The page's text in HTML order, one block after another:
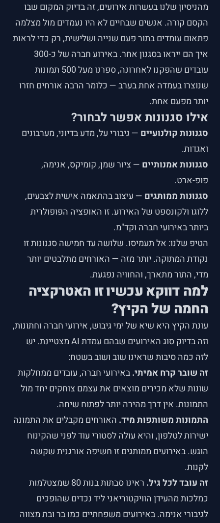
מהניסיון שלנו בעשרות אירועים, זה בדיוק המקום שבו
הקסם קורה. אנשים שבחיים לא היו נעמדים מול מצלמה
פתאום עומדים בתור פעם שנייה ושלישית, רק כדי לראות
איך הם ייראו בסגנון אחר. באירוע חברה של כ-300
עובדים שהפקנו לאחרונה, ספרנו מעל 500 תמונות
שנוצרו בעמדה אחת בערב — כלומר הרבה אורחים חזרו
יותר מפעם אחת.
אילו סגנונות אפשר לבחור?
סגנונות קולנועיים — גיבורי על, מדע בדיוני, מערבונים
ואגדות.
סגנונות אמנותיים — ציור שמן, קומיקס, אנימה,
פופ-ארט.
סגנונות ממותגים — עיצוב בהתאמה אישית לצבעים,
ללוגו ולקונספט של האירוע. זו האופציה הפופולרית
ביותר באירועי חברה וקד"מ.
הטיפ שלנו: אל תעמיסו. שלושה עד חמישה סגנונות זו
נקודת המתוקה. יותר מזה — האורחים מתלבטים יותר
מדי, התור מתארך, והחוויה נפגעת.
למה דווקא עכשיו זו האטרקציה
החמה של הקיץ?
עונת הקיץ היא שיא של ימי גיבוש, אירועי חברה וחתונות,
וזה בדיוק סוג האירועים שבהם עמדת AI מצטיינת. יש
לזה כמה סיבות שראינו שוב ושוב בשטח:
זה שובר קרח אמיתי.באירועי חברה, עובדים ממחלקות
שונות שלא מכירים מוצאים את עצמם צוחקים יחד מול
התמונות. אין דרך מהירה יותר לפתוח שיחה.
התמונות משותפות מיד. האורחים מקבלים את התמונה
ישירות לטלפון, והיא עולה לסטורי עוד לפני שהקינוח
הוגש. באירועים ממותגים זו חשיפה אורגנית שקשה
לקנות.
זה עובד לכל גיל.
ראינו סבתות בנות 80 שמצטלמות
כמלכות מהעידן הוויקטוריאני ליד נכדים שהופכים
לגיבורי אנימה. באירועים משפחתיים כמו בר ובת מצווה